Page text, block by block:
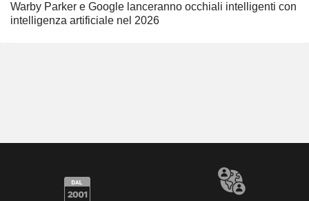
Warby Parker e Google lanceranno occhiali intelligenti con
intelligenza artificiale nel 2026